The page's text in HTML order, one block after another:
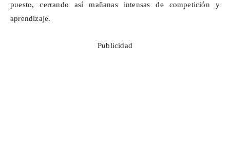
puesto, cerrando así mañanas intensas de competición y
aprendizaje.
Publicidad